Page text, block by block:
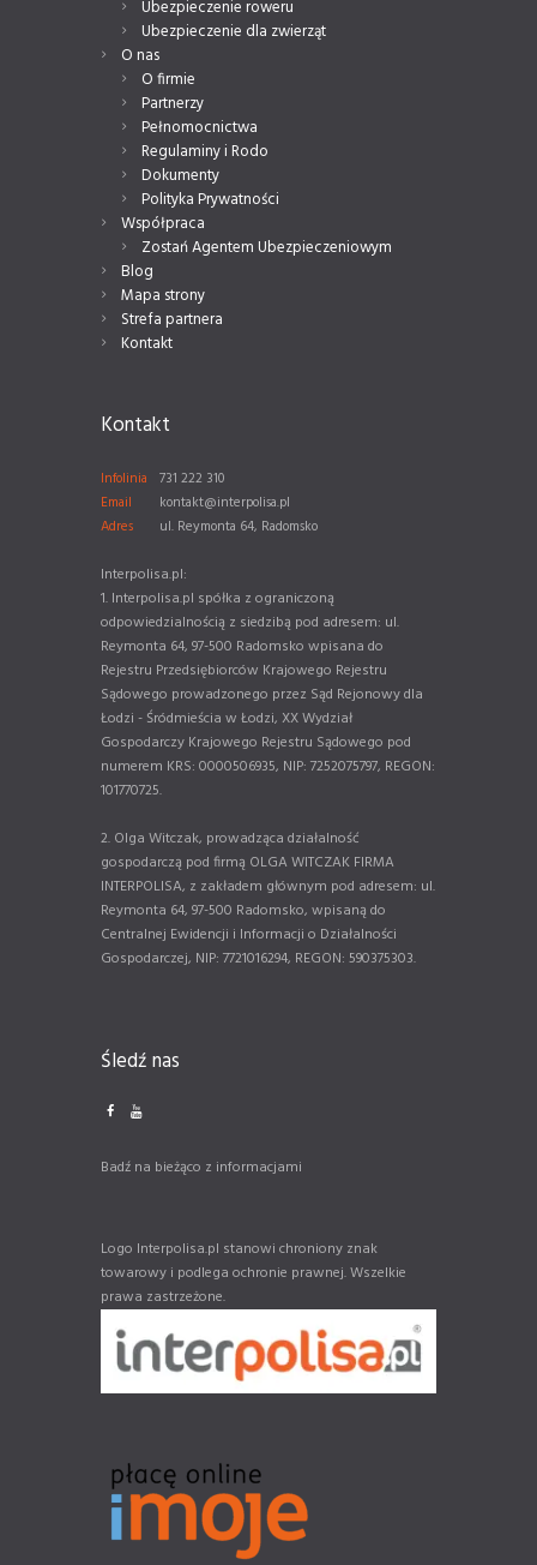
Ubezpieczenie roweru
Ubezpieczenie dla zwierząt
O nas
O firmie
Partnerzy
Pełnomocnictwa
Regulaminy i Rodo
Dokumenty
Polityka Prywatności
Współpraca
Zostań Agentem Ubezpieczeniowym
Blog
Mapa strony
Strefa partnera
Kontakt
Kontakt
Infolinia
731 222 310
Email
kontakt@interpolisa.pl
Adres
ul. Reymonta 64, Radomsko
Interpolisa.pl:
1. Interpolisa.pl spółka z ograniczoną
odpowiedzialnością z siedzibą pod adresem: ul.
Reymonta 64, 97-500 Radomsko wpisana do
Rejestru Przedsiębiorców Krajowego Rejestru
Sądowego prowadzonego przez Sąd Rejonowy dla
Łodzi - Śródmieścia w Łodzi, XX Wydział
Gospodarczy Krajowego Rejestru Sądowego pod
numerem KRS: 0000506935, NIP: 7252075797, REGON:
101770725.
2. Olga Witczak, prowadząca działalność
gospodarczą pod firmą OLGA WITCZAK FIRMA
INTERPOLISA, z zakładem głównym pod adresem: ul.
Reymonta 64, 97-500 Radomsko, wpisaną do
Centralnej Ewidencji i Informacji o Działalności
Gospodarczej, NIP: 7721016294, REGON: 590375303.
Śledź nas
Badź na bieżąco z informacjami
Logo Interpolisa.pl stanowi chroniony znak
towarowy i podlega ochronie prawnej. Wszelkie
prawa zastrzeżone.